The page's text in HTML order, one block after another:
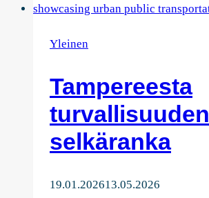
Tampereen
Yleinen
Tampereesta
turvallisuuden
selkäranka
19.01.202613.05.2026